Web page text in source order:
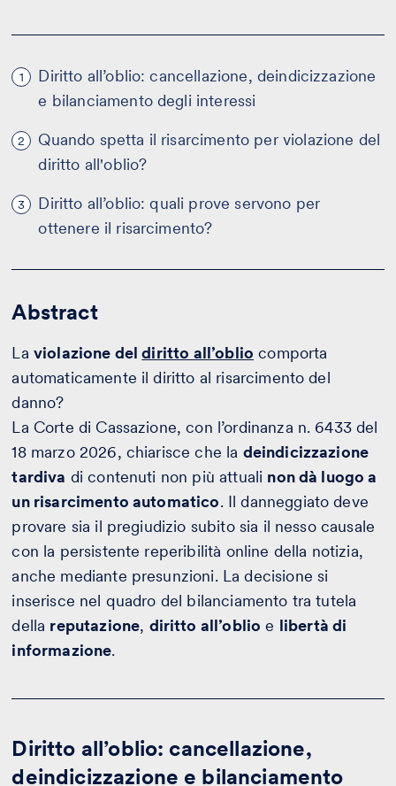
1
Diritto all’oblio: cancellazione, deindicizzazione
e bilanciamento degli interessi
2
Quando spetta il risarcimento per violazione del
diritto all'oblio?
3
Diritto all’oblio: quali prove servono per
ottenere il risarcimento?
Abstract
La violazione deldiritto all’oblio comporta
automaticamente il diritto al risarcimento del
danno?
La Corte di Cassazione, con l’ordinanza n. 6433 del
18 marzo 2026, chiarisce che la deindicizzazione
tardiva di contenuti non più attuali non dà luogo a
un risarcimento automatico. Il danneggiato deve
provare sia il pregiudizio subito sia il nesso causale
con la persistente reperibilità online della notizia,
anche mediante presunzioni. La decisione si
inserisce nel quadro del bilanciamento tra tutela
della reputazione, diritto all’oblio e libertà di
informazione.
Diritto all’oblio: cancellazione,
deindicizzazione e bilanciamento